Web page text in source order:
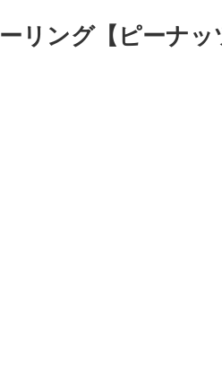
リング【ピーナッ